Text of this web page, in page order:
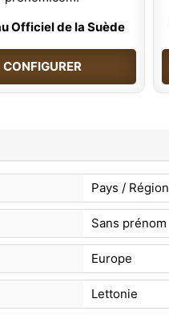
Officiel de la Suède
CONFIGURER
Pays / Région
Sans prénom
Europe
Lettonie